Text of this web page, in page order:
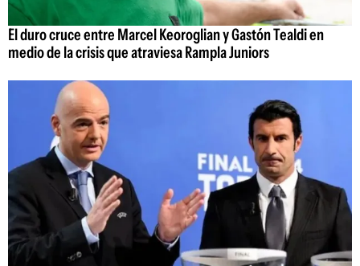
El duro cruce entre Marcel Keoroglian y Gastón Tealdi en
medio de la crisis que atraviesa Rampla Juniors